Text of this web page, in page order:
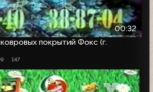
00:32
покрытий Фокс (г.
147